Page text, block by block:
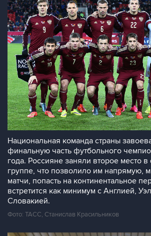
Национальная команда страны
финальную часть футбольного
года. Россияне заняли второе место в
группе, что позволило им напрямую,
матчи, попасть на континентальное
встретится как минимум с Англией,
Словакией.
Фото: ТАСС, Станислав Красильников